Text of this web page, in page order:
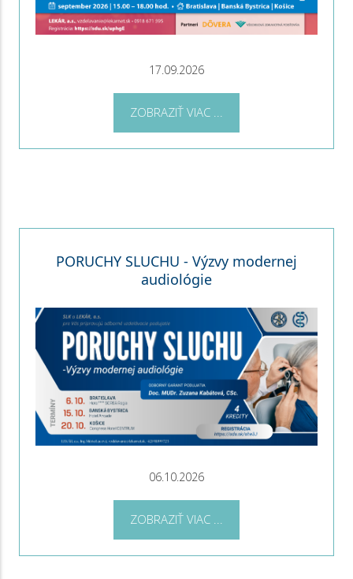
17.09.2026
ZOBRAZIŤ VIAC ...
PORUCHY SLUCHU - Výzvy modernej
audiológie
06.10.2026
ZOBRAZIŤ VIAC ...